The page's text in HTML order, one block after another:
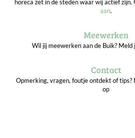
horeca zet in de steden waar wij actief zijn.
aan.
Meewerken
Wil jij meewerken aan de Buik? Meld
Contact
Opmerking, vragen, foutje ontdekt of tips?
op